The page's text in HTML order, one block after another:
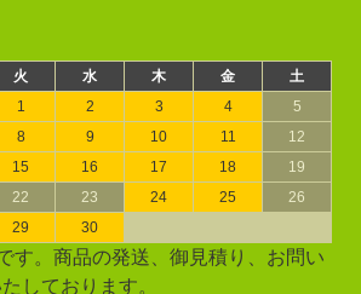
火 水 木 金
土
1
2 3 4
5
8 9 10 11
12
15 16 17 18
19
22 23 24 25
26
29 30
す。商品の発送、御見積り、お問い
しております。